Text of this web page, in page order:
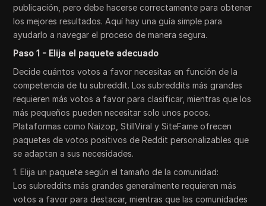
publicación, pero debe hacerse correctamente para obtener
los mejores resultados. Aquí hay una guía simple para
ayudarlo a navegar el proceso de manera segura.
Paso 1 - Elija el paquete adecuado
Decide cuántos votos a favor necesitas en función de la
competencia de tu subreddit. Los subreddits más grandes
requieren más votos a favor para clasificar, mientras que los
más pequeños pueden necesitar solo unos pocos.
Plataformas como Naizop, StillViral y SiteFame ofrecen
paquetes de votos positivos de Reddit personalizables que
se adaptan a sus necesidades.
1. Elija un paquete según el tamaño de la comunidad:
Los subreddits más grandes generalmente requieren más
votos a favor para destacar, mientras que las comunidades